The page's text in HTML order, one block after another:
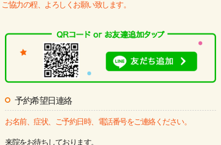
ご協力の程、よろしくお願い致します。
予約希望日連絡
お名前、症状、ご予約日時、電話番号をご連絡ください。
来院をお待ちしております。